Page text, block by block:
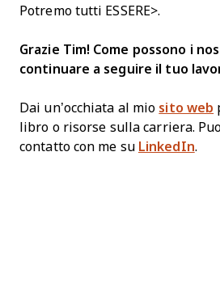
Potremo tutti ESSERE>.
Grazie Tim! Come possono i
continuare a seguire il tuo
Dai un’occhiata al mio sito web
libro o risorse sulla carriera.
contatto con me su LinkedIn.